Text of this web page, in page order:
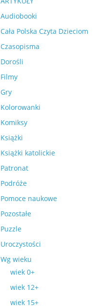
Audiobooki
Cała Polska Czyta Dzieciom
Czasopisma
Dorośli
Filmy
Gry
Kolorowanki
Komiksy
Książki
Książki katolickie
Patronat
Podróże
Pomoce naukowe
Pozostałe
Puzzle
Uroczystości
Wg wieku
wiek 0+
wiek 12+
wiek 15+